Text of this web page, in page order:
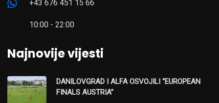
+43 676 451 15 66
10:00 - 22:00
Najnovije vijesti
DANILOVGRAD I ALFA OSVOJILI “EUROPEAN
FINALS AUSTRIA”